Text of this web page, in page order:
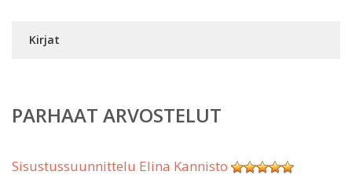
Kirjat
PARHAAT ARVOSTELUT
Sisustussuunnittelu Elina Kannisto